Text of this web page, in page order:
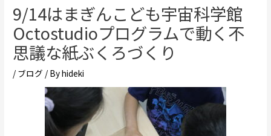
9/14はまぎんこども宇宙科学館
Octostudioプログラムで動く不
思議な紙ぶくろづくり
/ ブログ / Byhideki